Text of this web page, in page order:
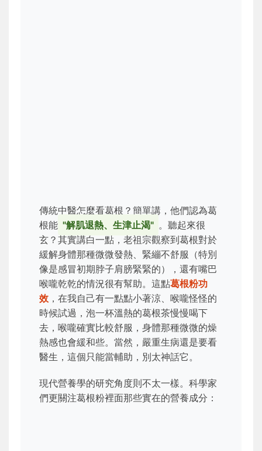
傳統中醫怎麼看葛根？簡單講，他們認為葛
根能 "解肌退熱、生津止渴" 。聽起來很
玄？其實講白一點，老祖宗觀察到葛根對於
緩解身體那種微微發熱、緊繃不舒服（特別
像是感冒初期脖子肩膀緊緊的），還有嘴巴
喉嚨乾乾的情況很有幫助。這點葛根粉功
效 ，在我自己有一點點小著涼、喉嚨怪怪的
時候試過，泡一杯溫熱的葛根茶慢慢喝下
去，喉嚨確實比較舒服，身體那種微微的燥
熱感也會緩和些。當然，嚴重生病還是要看
醫生，這個只能當輔助，別太神話它。
現代營養學的研究角度則不太一樣。科學家
們更關注葛根粉裡面那些實在的營養成分：